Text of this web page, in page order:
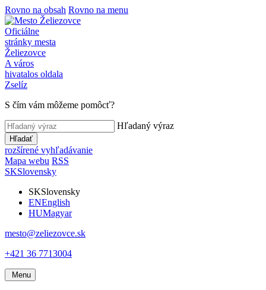
Rovno na obsah Rovno na menu
Oficiálne
stránky mesta
Želiezovce
A város
hivatalos oldala
Zselíz
S čím vám môžeme pomôcť?
Hľadaný výraz
Hľadať
rozšírené vyhľadávanie
Mapa webu RSS
SKSlovensky
SKSlovensky
ENEnglish
HUMagyar
mesto@zeliezovce.sk
+421 36 7713004
Menu